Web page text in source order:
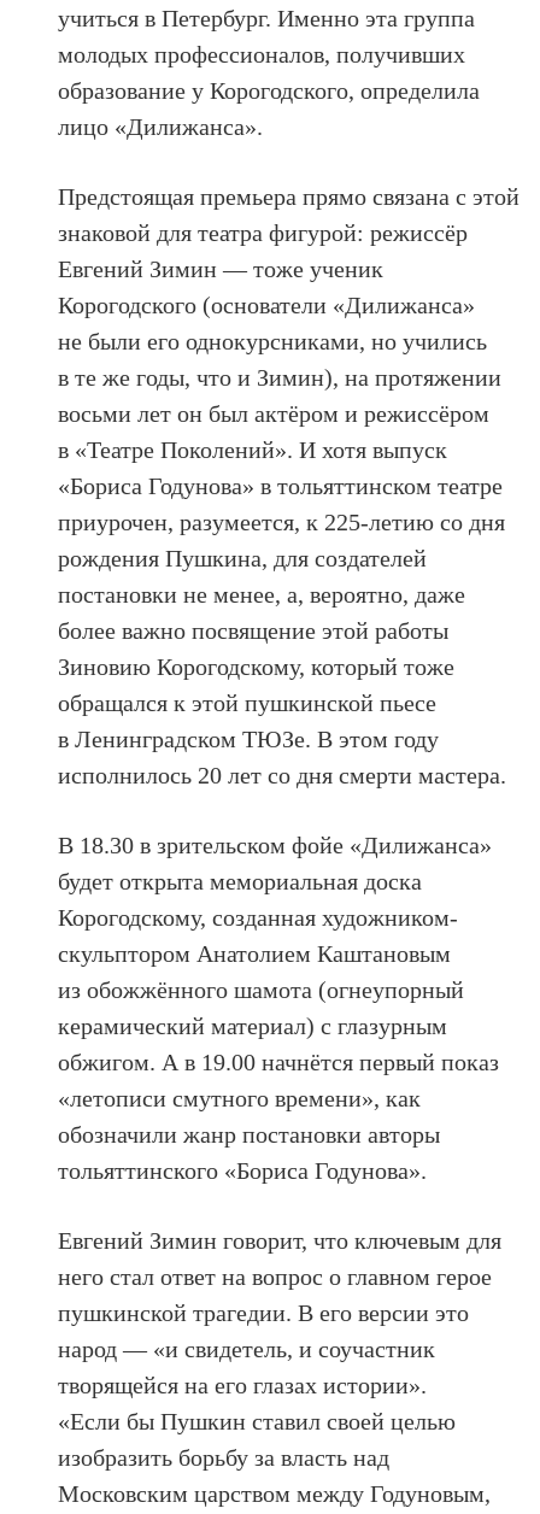
учиться в Петербург. Именно эта группа
молодых профессионалов, получивших
образование у Корогодского, определила
лицо «Дилижанса».
Предстоящая премьера прямо связана с этой
знаковой для театра фигурой: режиссёр
Евгений Зимин — тоже ученик
Корогодского (основатели «Дилижанса»
не были его однокурсниками, но учились
в те же годы, что и Зимин), на протяжении
восьми лет он был актёром и режиссёром
в «Театре Поколений». И хотя выпуск
«Бориса Годунова» в тольяттинском театре
приурочен, разумеется, к 225-летию со дня
рождения Пушкина, для создателей
постановки не менее, а, вероятно, даже
более важно посвящение этой работы
Зиновию Корогодскому, который тоже
обращался к этой пушкинской пьесе
в Ленинградском ТЮЗе. В этом году
исполнилось 20 лет со дня смерти мастера.
В 18.30 в зрительском фойе «Дилижанса»
будет открыта мемориальная доска
Корогодскому, созданная художником-
скульптором Анатолием Каштановым
из обожжённого шамота (огнеупорный
керамический материал) с глазурным
обжигом. А в 19.00 начнётся первый показ
«летописи смутного времени», как
обозначили жанр постановки авторы
тольяттинского «Бориса Годунова».
Евгений Зимин говорит, что ключевым для
него стал ответ на вопрос о главном герое
пушкинской трагедии. В его версии это
народ — «и свидетель, и соучастник
творящейся на его глазах истории».
«Если бы Пушкин ставил своей целью
изобразить борьбу за власть над
Московским царством между Годуновым,